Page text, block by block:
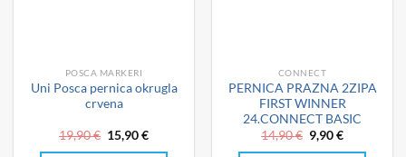
POSCA MARKERI
Uni Posca pernica okrugla
crvena
19,90€ Izvorna
cijena
15,90€Trenutna
CONNECT
PERNICA PRAZNA 2ZIPA
FIRST WINNER
24.CONNECT BASIC
14,90€ Izvorna
cijena
9,90€Trenutna